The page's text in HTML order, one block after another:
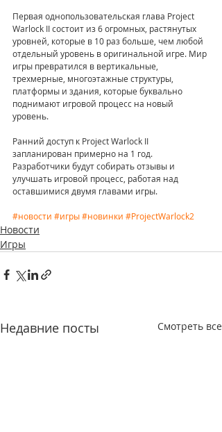
Первая однопользовательская глава Project
Warlock II состоит из 6 огромных, растянутых
уровней, которые в 10 раз больше, чем любой
отдельный уровень в оригинальной игре. Мир
игры превратился в вертикальные,
трехмерные, многоэтажные структуры,
платформы и здания, которые буквально
поднимают игровой процесс на новый
уровень.
Ранний доступ к Project Warlock II
запланирован примерно на 1 год.
Разработчики будут собирать отзывы и
улучшать игровой процесс, работая над
оставшимися двумя главами игры.
#новости #игры#новинки #ProjectWarlock2
Новости
Игры
Недавние посты Смотреть все